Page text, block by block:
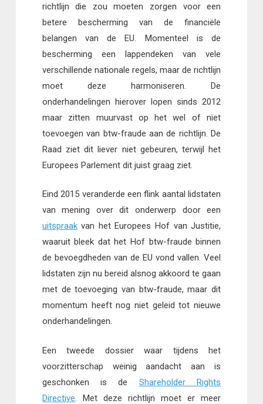
richtlijn die zou moeten zorgen voor een
betere bescherming van de financiële
belangen van de EU. Momenteel is de
bescherming een lappendeken van vele
verschillende nationale regels, maar de richtlijn
moet deze harmoniseren. De
onderhandelingen hierover lopen sinds 2012
maar zitten muurvast op het wel of niet
toevoegen van btw-fraude aan de richtlijn. De
Raad ziet dit liever niet gebeuren, terwijl het
Europees Parlement dit juist graag ziet.
Eind 2015 veranderde een flink aantal lidstaten
van mening over dit onderwerp door een
uitspraakvan het Europees Hof van Justitie,
waaruit bleek dat het Hof btw-fraude binnen
de bevoegdheden van de EU vond vallen. Veel
lidstaten zijn nu bereid alsnog akkoord te gaan
met de toevoeging van btw-fraude, maar dit
momentum heeft nog niet geleid tot nieuwe
onderhandelingen.
Een tweede dossier waar tijdens het
voorzitterschap weinig aandacht aan is
geschonken is de Shareholder Rights
Directive. Met deze richtlijn moet er meer